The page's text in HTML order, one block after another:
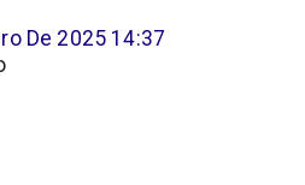
De 2025 14:37